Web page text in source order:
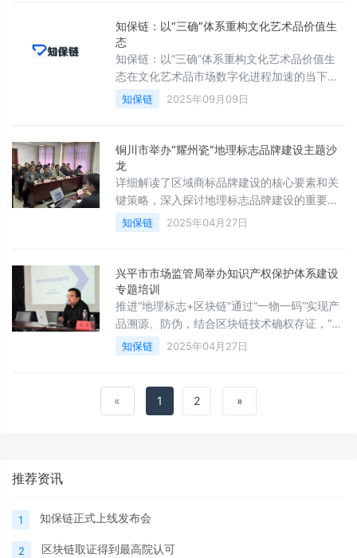
知保链：以“三确”体系重构文化艺术品价值生
态
知保链：以“三确”体系重构文化艺术品价值生
态在文化艺术品市场数字化进程加速的当下，
知保链（西安）认证服务股份有限公司凭借自
主研发的区块链技术，构建起覆盖&quot;确权-
省知识产权局重点扶持的创新平台，知保链通
过&quot;知保印&quot;等核心产品，为原创作
者、收藏机构及拍卖企业提供颠覆性解决方
案，重塑文化艺术品流通的价值信任基础。
知保链 2025年09月09日
铜川市举办“耀州瓷”地理标志品牌建设主题沙
龙
详细解读了区域商标品牌建设的核心要素和关
键策略，深入探讨地理标志品牌建设的重要性
以及有效路径，现场演示“陕西地标码”与“知保
链”数字化解决方案，以信息化手段赋能地理标
知保链 2025年04月27日
兴平市市场监管局举办知识产权保护体系建设
专题培训
推进“地理标志+区块链”通过“一物一码”实现产
品溯源、防伪，结合区块链技术确权存证，“非
遗+数智化”等融合应用场景，探索数据知识产
权登记、交易与资本化路径，培育新质生产
知保链 2025年04月27日
« 1 2 »
推荐资讯
1 知保链正式上线发布会
2 区块链取证得到最高院认可